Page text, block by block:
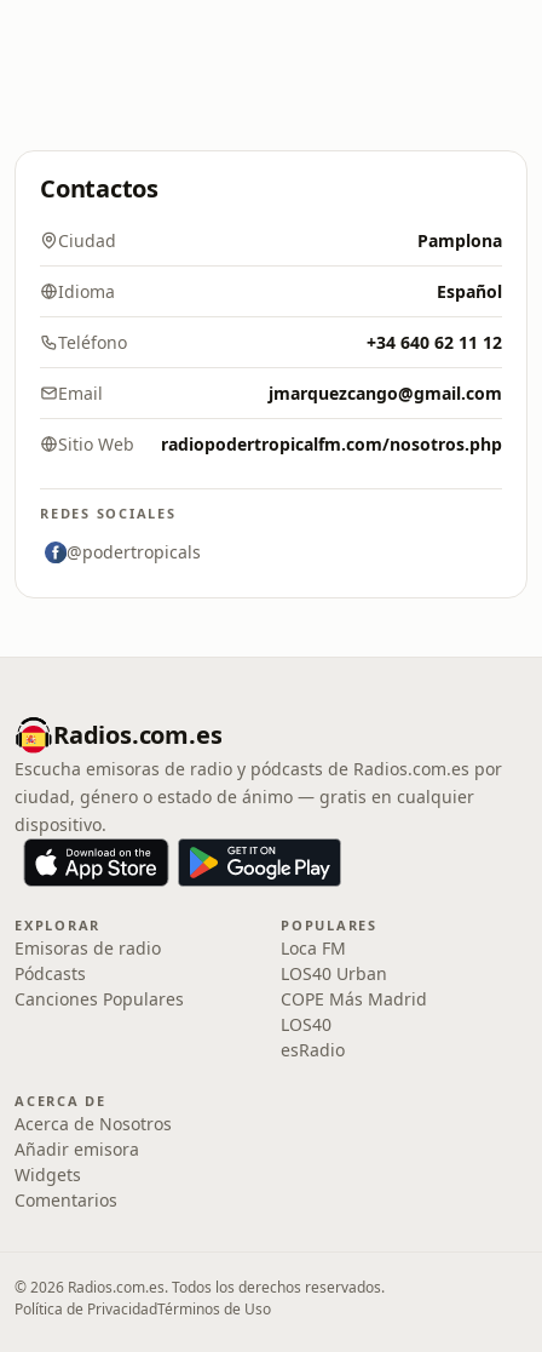
Contactos
Ciudad Pamplona
Idioma Español
Teléfono +34 640 62 11 12
Email jmarquezcango@gmail.com
Sitio Web radiopodertropicalfm.com/nosotros.php
REDES SOCIALES
@podertropicals
Radios.com.es
Escucha emisoras de radio y pódcasts de Radios.com.es por
ciudad, género o estado de ánimo — gratis en cualquier
dispositivo.
EXPLORAR
Emisoras de radio
Pódcasts
Canciones Populares
POPULARES
Loca FM
LOS40 Urban
COPE Más Madrid
LOS40
esRadio
ACERCA DE
Acerca de Nosotros
Añadir emisora
Widgets
Comentarios
© 2026 Radios.com.es. Todos los derechos reservados.
Política de PrivacidadTérminos de Uso